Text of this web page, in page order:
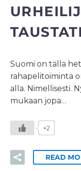
Suomi on tällä
rahapelitoiminta
alla. Nimellisesti.
mukaan jopa…
+2
READ